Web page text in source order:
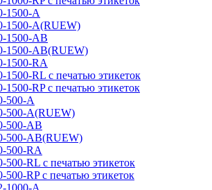
1500-A
1500-A(RUEW)
1500-AB
1500-AB(RUEW)
1500-RA
1500-RL с печатью этикеток
1500-RP с печатью этикеток
500-A
500-A(RUEW)
500-AB
500-AB(RUEW)
500-RA
500-RL с печатью этикеток
500-RP с печатью этикеток